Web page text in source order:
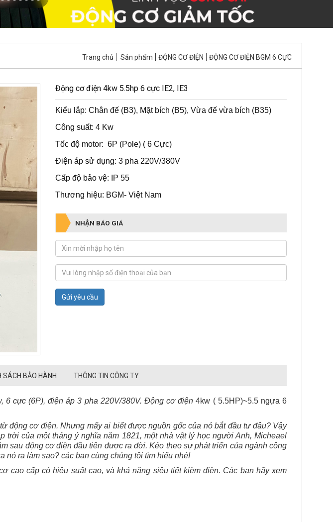
Trang chủ Sản phẩm ĐỘNG CƠ ĐIỆN ĐỘNG CƠ ĐIỆN BGM 6 CỰC
Công suất: 4 Kw
Tốc độ motor: 6P (Pole) ( 6 Cực)
Điện áp sử dụng: 3 pha 220V/380V
Cấp độ bảo vệ: IP 55
Thương hiệu: BGM- Việt Nam
Gửi yêu cầu
SÁCH BẢO HÀNH
động cơ điện. Nhưng mấy ai biết được nguồn gốc của nó bắt đầu tư đâu? Vậy
của một tháng ý nghĩa năm 1821, một nhà vật lý học người Anh, Micheael
sau động cơ điện đầu tiên được ra đời. Kéo theo sự phát triển của ngành công
ra làm sao? các bạn cùng chúng tôi tìm hiểu nhé!
cao cấp có hiệu suất cao, và khả năng siêu tiết kiệm điện. Các bạn hãy xem